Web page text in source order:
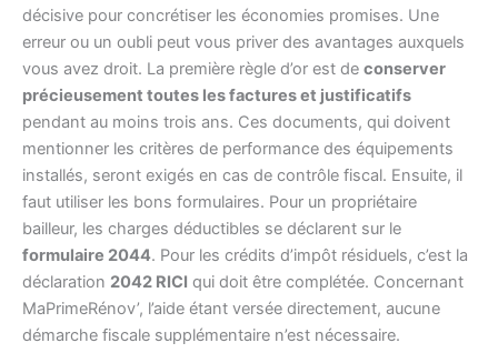
décisive pour concrétiser les économies promises. Une
erreur ou un oubli peut vous priver des avantages auxquels
vous avez droit. La première règle d’or est de conserver
précieusement toutes les factures et justificatifs
pendant au moins trois ans. Ces documents, qui doivent
mentionner les critères de performance des équipements
installés, seront exigés en cas de contrôle fiscal. Ensuite, il
faut utiliser les bons formulaires. Pour un propriétaire
bailleur, les charges déductibles se déclarent sur le
formulaire 2044. Pour les crédits d’impôt résiduels, c’est la
déclaration 2042 RICI qui doit être complétée. Concernant
MaPrimeRénov’, l’aide étant versée directement, aucune
démarche fiscale supplémentaire n’est nécessaire.